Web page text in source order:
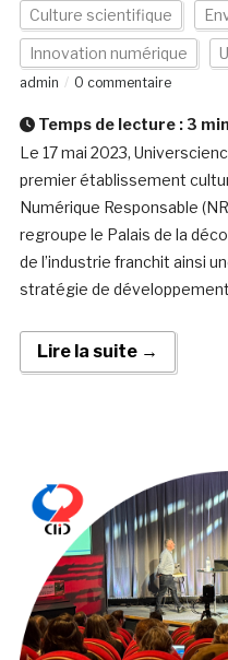
Culture scientifique
Innovation numérique
admin
0 commentaire
Temps de lecture : 3 min
Le 17 mai 2023,
premier établissement
Numérique Responsable
regroupe le Palais de la
de l’industrie franchit ainsi
stratégie de
Lire la suite →